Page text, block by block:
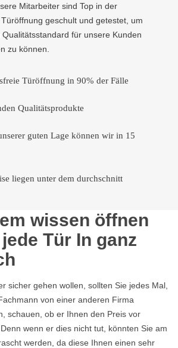
Mitarbeiter sind Top in der
geschult und getestet, um
für unsere Kunden
zu können.
Türöffnung in 90% der Fälle
Qualitätsprodukte
guten Lage können wir in 15
liegen unter dem durchschnitt
wissen öffnen
Tür In ganz
sicher gehen wollen, sollten Sie jedes Mal,
von einer anderen Firma
schauen, ob er Ihnen den Preis vor
wenn er dies nicht tut, könnten Sie am
werden, da diese Ihnen einen sehr